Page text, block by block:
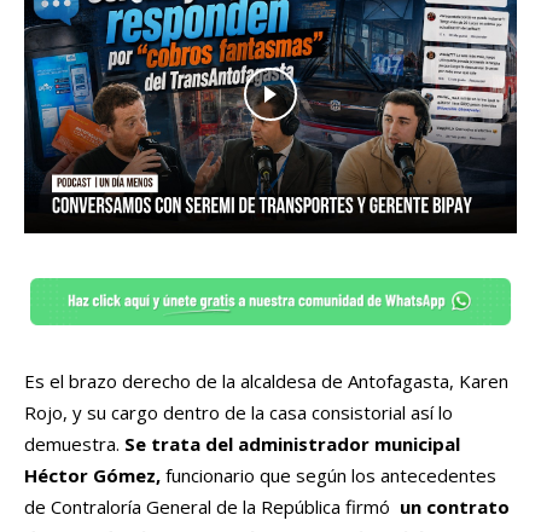
Es el brazo derecho de la alcaldesa de Antofagasta, Karen
Rojo, y su cargo dentro de la casa consistorial así lo
demuestra. Se trata del administrador municipal
Héctor Gómez, funcionario que según los antecedentes
de Contraloría General de la República firmó un contrato